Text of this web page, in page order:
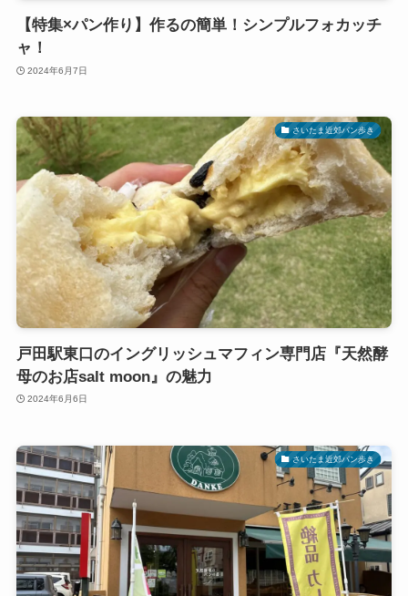
【特集×パン作り】作るの簡単！シンプルフォカッチ
ャ！
2024年6月7日
さいたま近郊パン歩き
戸田駅東口のイングリッシュマフィン専門店『天然酵
母のお店salt moon』の魅力
2024年6月6日
さいたま近郊パン歩き